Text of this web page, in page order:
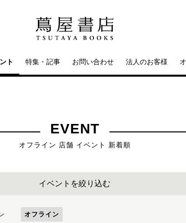
ト 特集・記事 お問い合わせ 法人のお客様
EVENT
オフライン 店舗 イベント 新着順
イベントを絞り込む
オフライン